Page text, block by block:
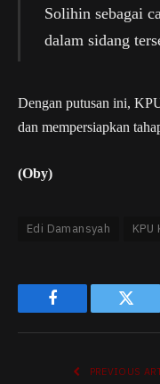
Solihin sebagai
dalam sidang
Dengan putusan ini,
dan mempersiapkan
(Oby)
Edi Damansyah KPU
Facebook
PREVIOUS